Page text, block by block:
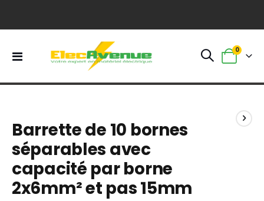
Basculer
Panier
0
the
end
of
the
images
gallery
the
beginning
of
the
images
gallery
Barrette de 10 bornes
séparables avec
capacité par borne
2x6mm² et pas 15mm